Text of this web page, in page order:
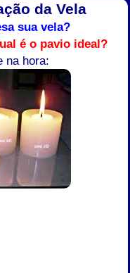
da Vela
sua vela?
é o pavio ideal?
na hora: